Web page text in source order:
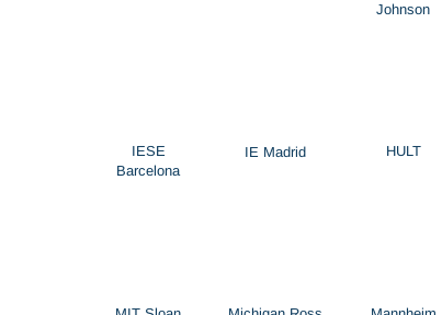
Johnson
HULT
IE Madrid
IESE
Barcelona